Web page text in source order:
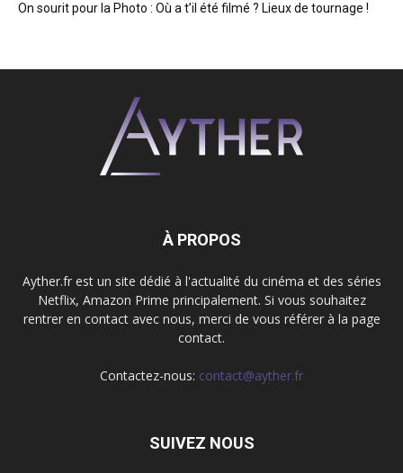
On sourit pour la Photo : Où a t’il été filmé ? Lieux de tournage !
À PROPOS
Ayther.fr est un site dédié à l'actualité du cinéma et des séries
Netflix, Amazon Prime principalement. Si vous souhaitez
rentrer en contact avec nous, merci de vous référer à la page
contact.
Contactez-nous: contact@ayther.fr
SUIVEZ NOUS